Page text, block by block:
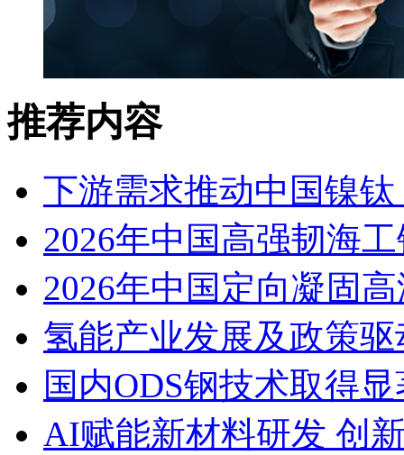
推荐内容
下游需求推动中国镍
2026年中国高强韧海
2026年中国定向凝固
氢能产业发展及政策
国内ODS钢技术取得
AI赋能新材料研发 创